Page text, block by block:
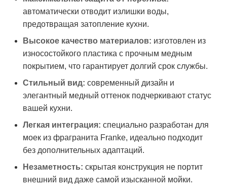
автоматически отводит излишки воды,
предотвращая затопление кухни.
Высокое качество материалов: изготовлен из
износостойкого пластика с прочным медным
покрытием, что гарантирует долгий срок службы.
Стильный вид: современный дизайн и
элегантный медный оттенок подчеркивают статус
вашей кухни.
Легкая интеграция: специально разработан для
моек из фрагранита Franke, идеально подходит
без дополнительных адаптаций.
Незаметность: скрытая конструкция не портит
внешний вид даже самой изысканной мойки.